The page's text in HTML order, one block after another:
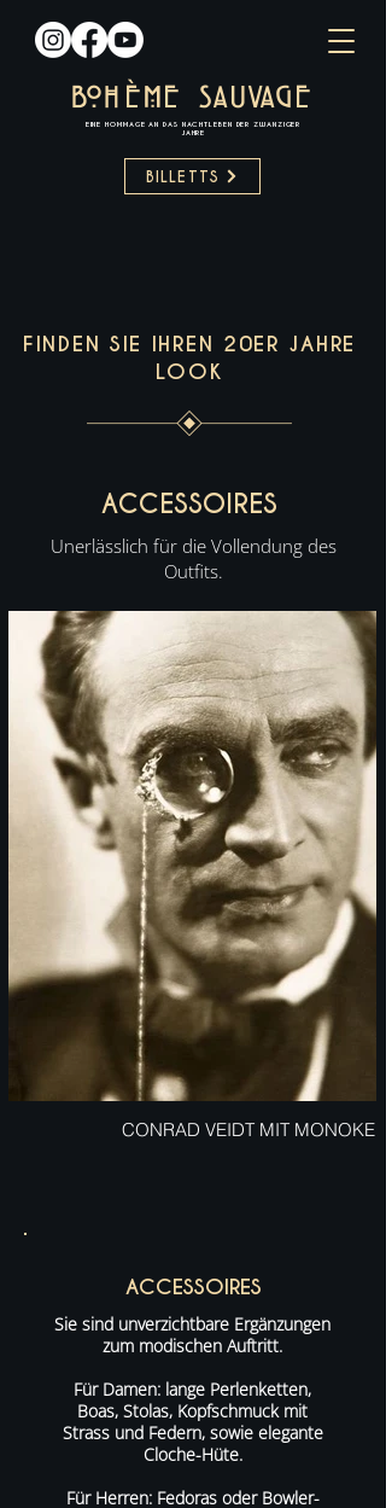
BOH È ME SAUVAGE
EINE HOMMAGE AN DAS NACHTLEBEN DER ZWANZIGER
JAHRE​
BILLETTS
FINDEN SIE IHREN 20ER JAHRE
LOOK
ACCESSOIRES
Unerlässlich für die Vollendung des
Outfits.
CONRAD VEIDT MIT MONOKEL
ACCESSOIRES
Sie sind unverzichtbare Ergänzungen
zum modischen Auftritt.
Für Damen: lange Perlenketten,
Boas, Stolas, Kopfschmuck mit
Strass und Federn, sowie elegante
Cloche-Hüte.
Für Herren: Fedoras oder Bowler-